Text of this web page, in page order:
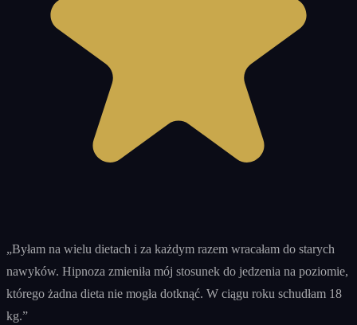
„Byłam na wielu dietach i za każdym razem wracałam do starych
nawyków. Hipnoza zmieniła mój stosunek do jedzenia na poziomie,
którego żadna dieta nie mogła dotknąć. W ciągu roku schudłam 18
kg.”